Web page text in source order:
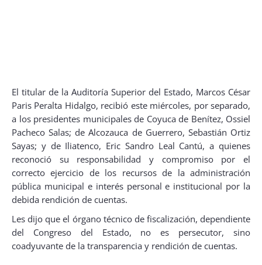
El titular de la Auditoría Superior del Estado, Marcos César
Paris Peralta Hidalgo, recibió este miércoles, por separado,
a los presidentes municipales de Coyuca de Benítez, Ossiel
Pacheco Salas; de Alcozauca de Guerrero, Sebastián Ortiz
Sayas; y de Iliatenco, Eric Sandro Leal Cantú, a quienes
reconoció su responsabilidad y compromiso por el
correcto ejercicio de los recursos de la administración
pública municipal e interés personal e institucional por la
debida rendición de cuentas.
Les dijo que el órgano técnico de fiscalización, dependiente
del Congreso del Estado, no es persecutor, sino
coadyuvante de la transparencia y rendición de cuentas.